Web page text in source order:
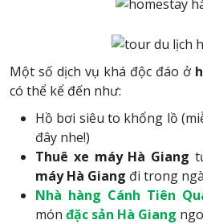
Một số dịch vụ khá độc đáo ở
có thể kể đến như:
Hồ bơi siêu to khổng lồ
đây nhe!)
Thuê xe máy Hà Giang
máy Hà Giang đi trong
Nhà hàng Cánh Tiên
món đặc sản Hà Giang